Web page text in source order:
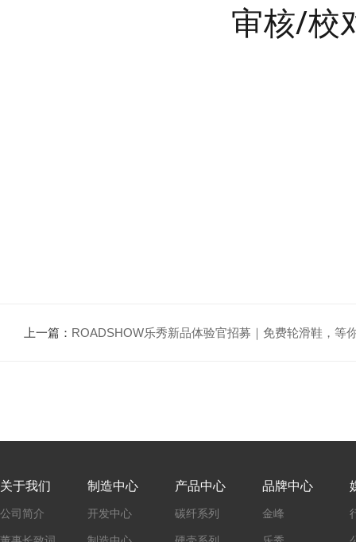
审核/校
KINGFUN轮滑
上一篇： ROADSHOW乐秀新品体验官招募｜免费轮滑鞋，等
关于我们
公司简介
制造中心
开发中心
产品中心
碳纤系列
品牌中心
金峰